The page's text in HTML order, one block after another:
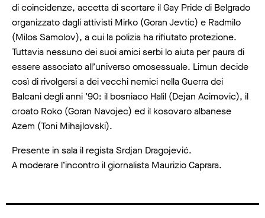
di coincidenze, accetta di scortare il Gay Pride di Belgrado
organizzato dagli attivisti Mirko (Goran Jevtic) e Radmilo
(Milos Samolov), a cui la polizia ha rifiutato protezione.
Tuttavia nessuno dei suoi amici serbi lo aiuta per paura di
essere associato all’universo omosessuale. Limun decide
così di rivolgersi a dei vecchi nemici nella Guerra dei
Balcani degli anni ’90: il bosniaco Halil (Dejan Acimovic), il
croato Roko (Goran Navojec) ed il kosovaro albanese
Azem (Toni Mihajlovski).
Presente in sala il regista Srdjan Dragojević.
A moderare l’incontro il giornalista Maurizio Caprara.